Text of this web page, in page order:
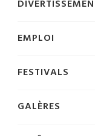
EMPLOI
FESTIVALS
GALÈRES